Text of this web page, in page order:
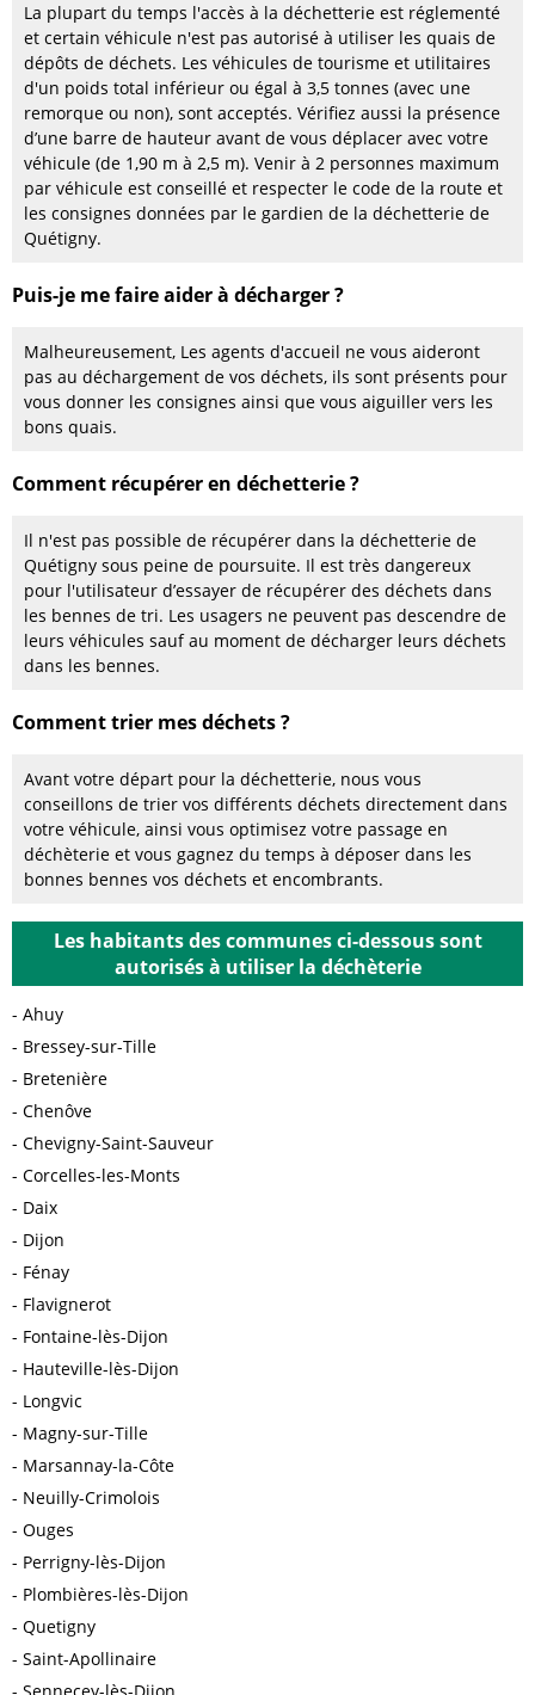
La plupart du temps l'accès à la déchetterie est réglementé
et certain véhicule n'est pas autorisé à utiliser les quais de
dépôts de déchets. Les véhicules de tourisme et utilitaires
d'un poids total inférieur ou égal à 3,5 tonnes (avec une
remorque ou non), sont acceptés. Vérifiez aussi la présence
d’une barre de hauteur avant de vous déplacer avec votre
véhicule (de 1,90 m à 2,5 m). Venir à 2 personnes maximum
par véhicule est conseillé et respecter le code de la route et
les consignes données par le gardien de la déchetterie de
Quétigny.
Puis-je me faire aider à décharger ?
Malheureusement, Les agents d'accueil ne vous aideront
pas au déchargement de vos déchets, ils sont présents pour
vous donner les consignes ainsi que vous aiguiller vers les
bons quais.
Comment récupérer en déchetterie ?
Il n'est pas possible de récupérer dans la déchetterie de
Quétigny sous peine de poursuite. Il est très dangereux
pour l'utilisateur d’essayer de récupérer des déchets dans
les bennes de tri. Les usagers ne peuvent pas descendre de
leurs véhicules sauf au moment de décharger leurs déchets
dans les bennes.
Comment trier mes déchets ?
Avant votre départ pour la déchetterie, nous vous
conseillons de trier vos différents déchets directement dans
votre véhicule, ainsi vous optimisez votre passage en
déchèterie et vous gagnez du temps à déposer dans les
bonnes bennes vos déchets et encombrants.
Les habitants des communes ci-dessous sont
autorisés à utiliser la déchèterie
Ahuy
Bressey-sur-Tille
Bretenière
Chenôve
Chevigny-Saint-Sauveur
Corcelles-les-Monts
Daix
Dijon
Fénay
Flavignerot
Fontaine-lès-Dijon
Hauteville-lès-Dijon
Longvic
Magny-sur-Tille
Marsannay-la-Côte
Neuilly-Crimolois
Ouges
Perrigny-lès-Dijon
Plombières-lès-Dijon
Quetigny
Saint-Apollinaire